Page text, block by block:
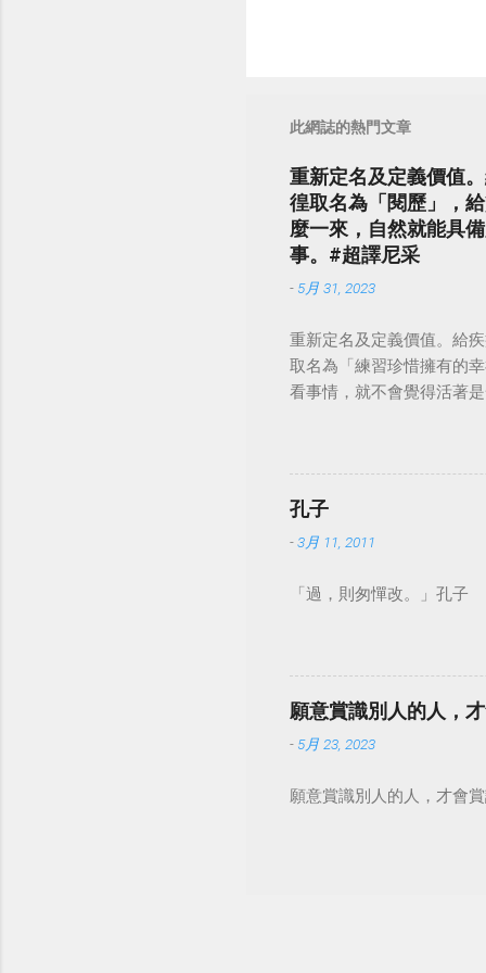
此網誌的熱門文章
重新定名及定義價值
徨取名為「閱歷」，
麼一來，自然就能具
事。#超譯尼采
- 5月 31, 2023
重新定名及定義價值。給
取名為「練習珍惜擁有的
看事情，就不會覺得活著
孔子
-3月 11, 2011
「過，則匆憚改。」孔子
願意賞識別人的人，
- 5月 23, 2023
願意賞識別人的人，才會